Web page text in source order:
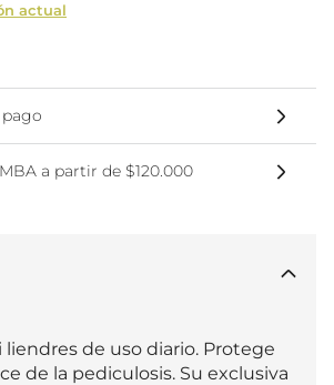
actual
a partir de $120.000
de uso diario. Protege
de la pediculosis. Su exclusiva